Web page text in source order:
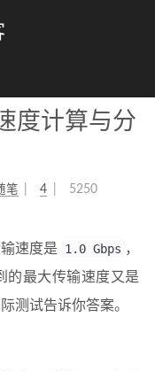
度计算与分
笔 4
5250
速度是 1.0 Gbps ，
的最大传输速度又是
测试告诉你答案。